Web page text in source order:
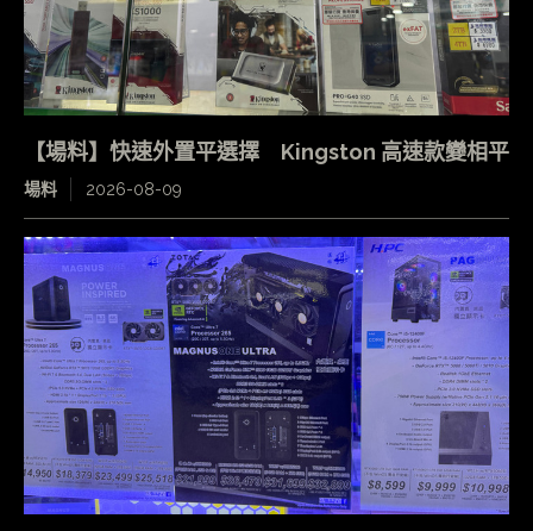
【場料】快速外置平選擇 Kingston 高速款變相平
場料 2026-08-09